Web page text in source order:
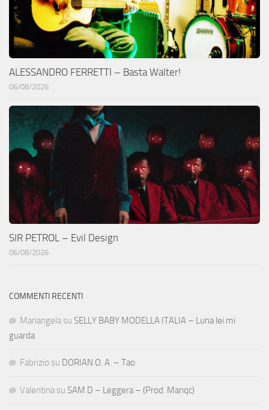
ALESSANDRO FERRETTI – Basta Walter!
06/08/2026
SIR PETROL – Evil Design
06/08/2026
COMMENTI RECENTI
Mariangela su SELLY BABY MODELLA ITALIA – Luna lei mi
guarda
Fabrizio su DORIAN O. A. – Tao
Valentina su SAM D – Leggera – (Prod. Manqc)